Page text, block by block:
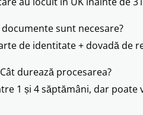
documente sunt necesare?
de identitate + dovadă de
durează procesarea?
1 și 4 săptămâni, dar poate